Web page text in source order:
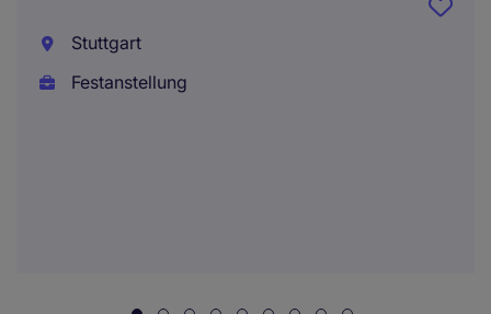
Stuttgart
Festanstellung